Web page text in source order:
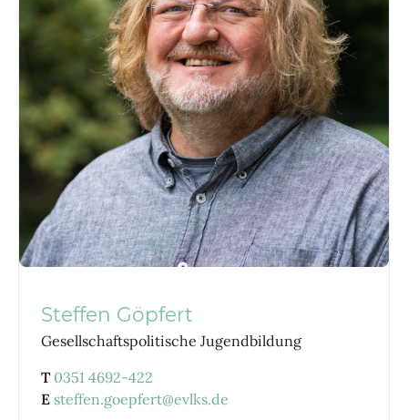
Steffen Göpfert
Gesellschaftspolitische Jugendbildung
T 0351 4692-422
E steffen.goepfert@evlks.de